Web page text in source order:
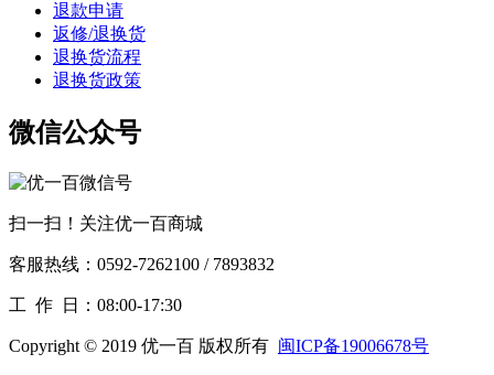
退款申请
返修/退换货
退换货流程
退换货政策
微信公众号
扫一扫！关注优一百商城
客服热线：0592-7262100 / 7893832
工作 日：08:00-17:30
Copyright © 2019 优一百 版权所有 闽ICP备19006678号